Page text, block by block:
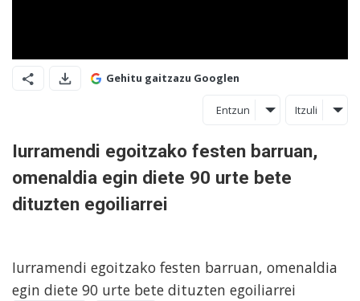
Gehitu gaitzazu Googlen
Entzun Itzuli
Iurramendi egoitzako festen barruan,
omenaldia egin diete 90 urte bete
dituzten egoiliarrei
Iurramendi egoitzako festen barruan, omenaldia
egin diete 90 urte bete dituzten egoiliarrei